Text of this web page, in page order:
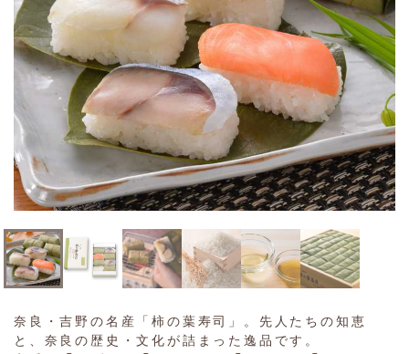
奈良・吉野の名産「柿の葉寿司」。先人たちの知恵
と、奈良の歴史・文化が詰まった逸品です。